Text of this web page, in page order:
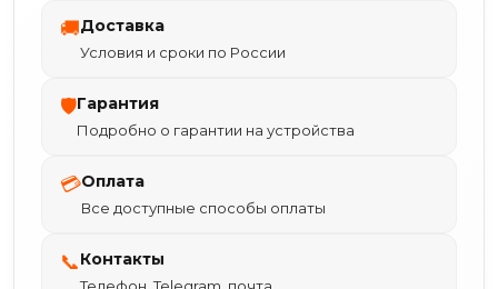
🚚Доставка
Условия и сроки по России
🛡Гарантия
Подробно о гарантии на устройства
💳Оплата
Все доступные способы оплаты
📞Контакты